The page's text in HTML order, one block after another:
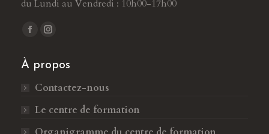
du Lundi au Vendredi : 10h00-17h00
Trouvez nous sur :
L
p
e
L
p
e
I
À propos
Contactez-nous
Le centre de formation